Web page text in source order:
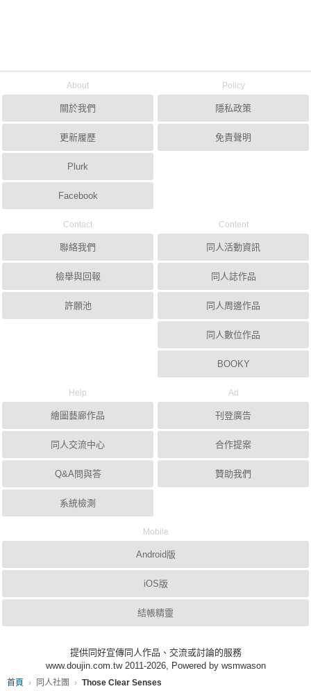
首頁 同人社團 Those Clear Senses
About
關於我們
更新履歷
Plurk
Facebook
Policy
隱私政策
免責聲明
Contact
聯絡我們
檢舉與回報
許願池
Content
同人活動資訊
同人誌作品
同人周邊作品
同人數位作品
BOOKY
Help
繪圖藝廊作品
同人交流中心
Q&A問與答
系統檢測
Ad
刊登廣告
合作提案
贊助我們
Mobile
Android版
iOS版
結帳精靈
提供同好宣傳同人作品、交流或討論的服務
www.doujin.com.tw 2011-2026, Powered by wsmwason